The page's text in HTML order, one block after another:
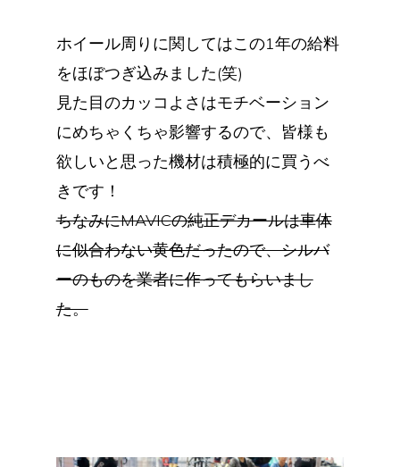
ホイール周りに関してはこの1年の給料
をほぼつぎ込みました(笑)
見た目のカッコよさはモチベーション
にめちゃくちゃ影響するので、皆様も
欲しいと思った機材は積極的に買うべ
きです！
ちなみにMAVICの純正デカールは車体
に似合わない黄色だったので、シルバ
ーのものを業者に作ってもらいまし
た。